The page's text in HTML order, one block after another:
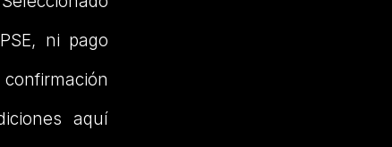
ni pago
aquí